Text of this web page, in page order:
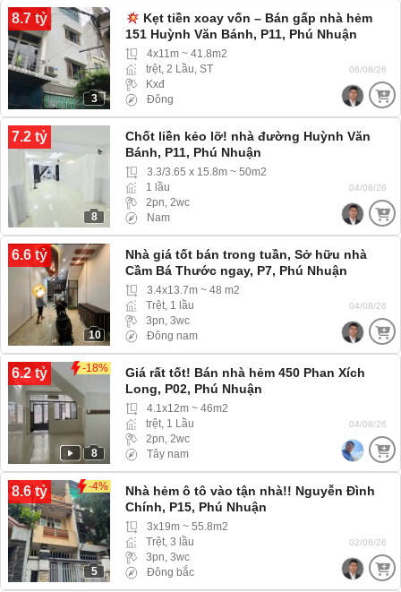
8.7 tỷ
3
Kẹt tiền xoay vốn – Bán gấp nhà hẻm
151 Huỳnh Văn Bánh, P11, Phú Nhuận
4x11m ~ 41.8m2
trệt, 2 Lầu, ST
Kxđ
Đông
06/08/26
7.2 tỷ
8
Chốt liền kẻo lỡ! nhà đường Huỳnh Văn
Bánh, P11, Phú Nhuận
3.3/3.65 x 15.8m ~ 50m2
1 lầu
2pn, 2wc
Nam
04/08/26
6.6 tỷ
10
Nhà giá tốt bán trong tuần, Sở hữu nhà
Cầm Bá Thước ngay, P7, Phú Nhuận
3.4x13.7m ~ 48 m2
Trệt, 1 lầu
3pn, 3wc
Đông nam
04/08/26
6.2 tỷ -18%
8
Giá rất tốt! Bán nhà hẻm 450 Phan Xích
Long, P02, Phú Nhuận
4.1x12m ~ 46m2
trệt, 1 Lầu
2pn, 2wc
Tây nam
04/08/26
8.6 tỷ -4%
5
Nhà hẻm ô tô vào tận nhà!! Nguyễn Đình
Chính, P15, Phú Nhuận
3x19m ~ 55.8m2
Trệt, 3 lầu
3pn, 3wc
Đông bắc
02/08/26